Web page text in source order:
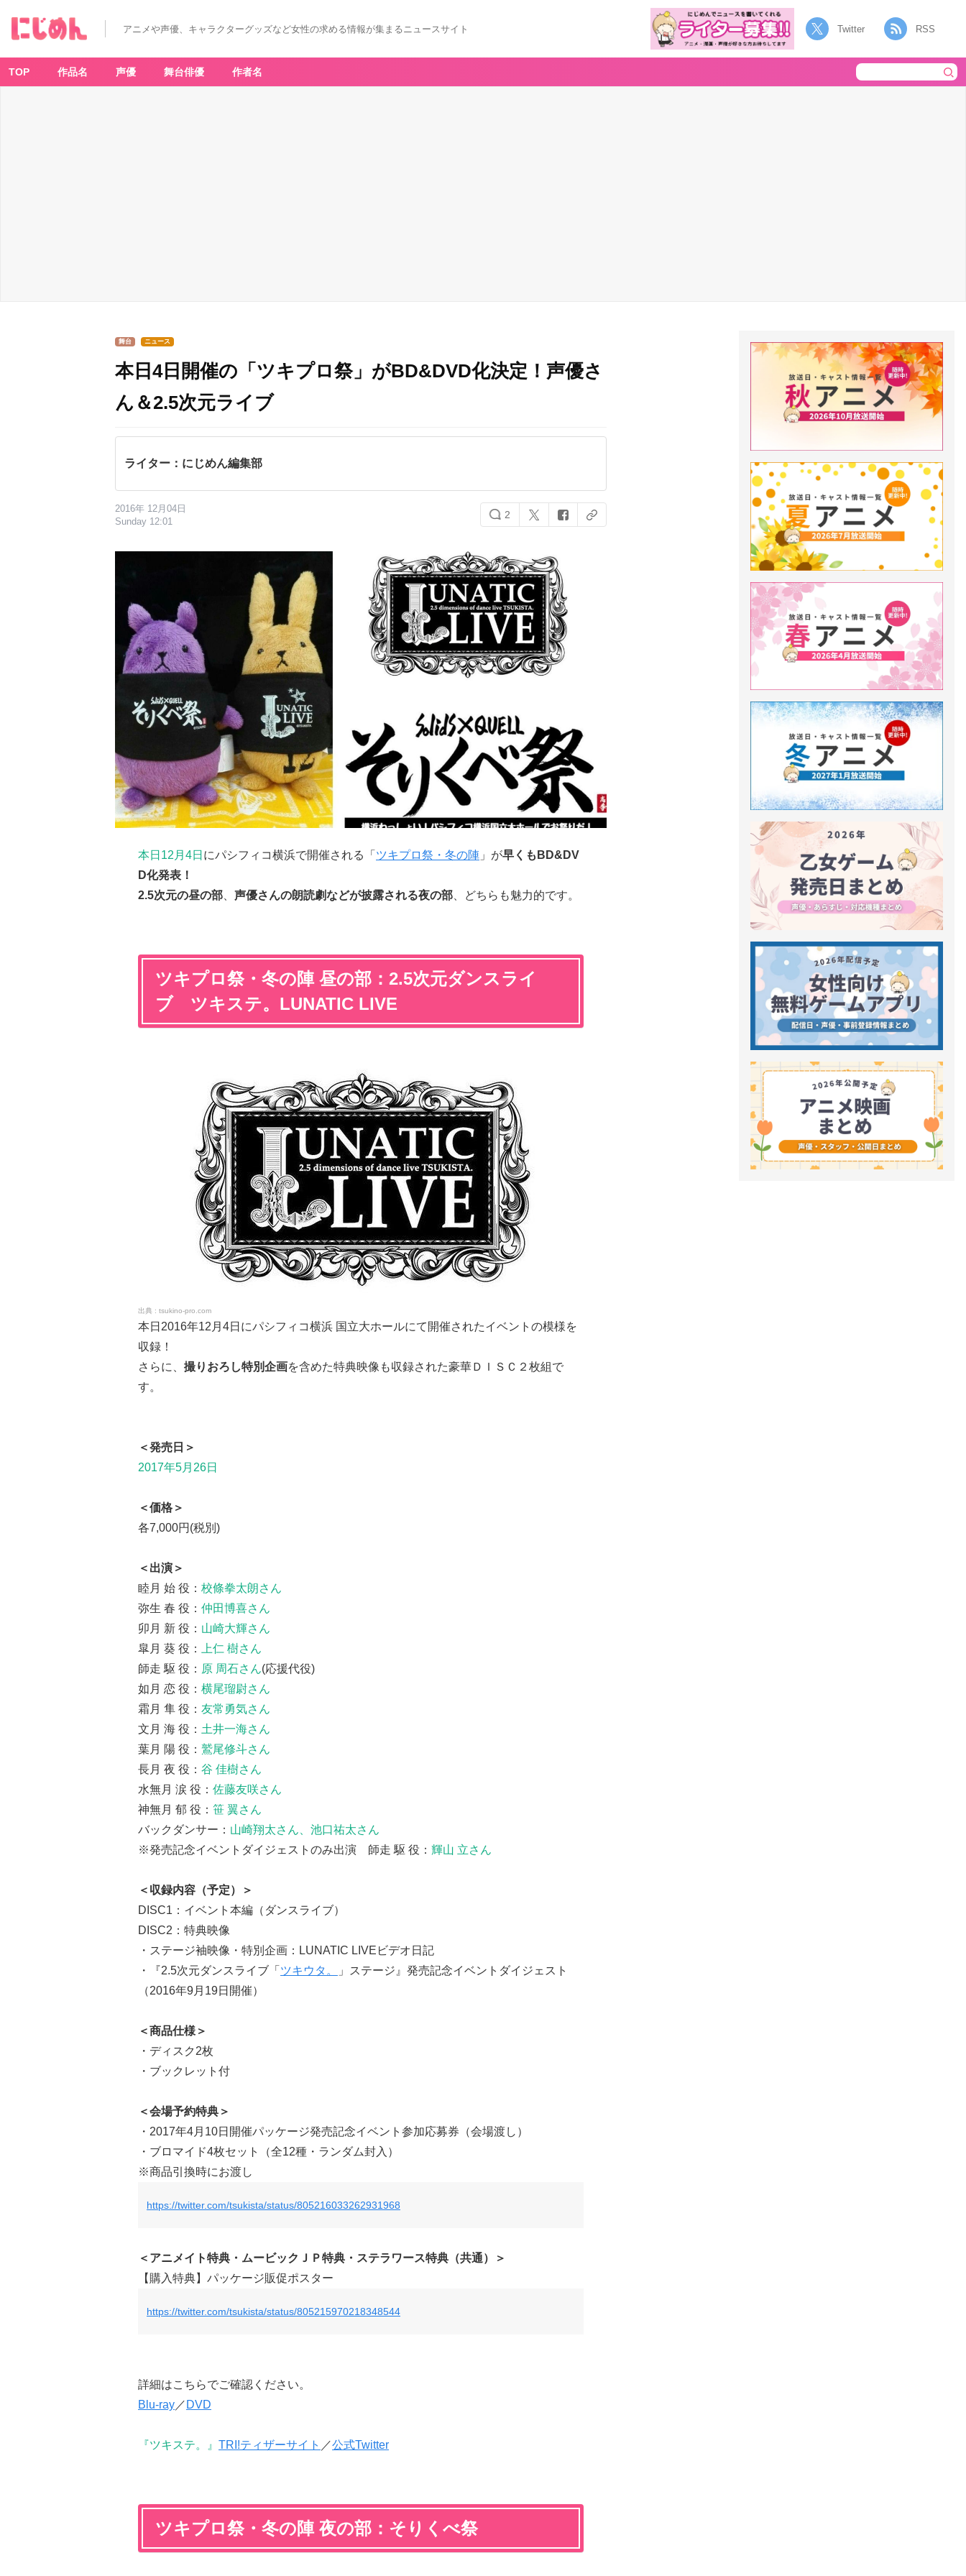
アニメや声優、キャラクターグッズなど女性の求める情報が集まるニュースサイト Twitter RSS
TOP 作品名 声優 舞台俳優 作者名
舞台 ニュース
本日4日開催の「ツキプロ祭」がBD&DVD化決定！声優さ
ん＆2.5次元ライブ
ライター：にじめん編集部
2016年 12月04日
Sunday 12:01
2
本日12月4日 にパシフィコ横浜で開催される「 ツキプロ祭・冬の陣 」が早くもBD&DV
D化発表！
2.5次元の昼の部
声優さんの朗読劇などが披露される夜の部 、どちらも魅力的です。
ツキプロ祭・冬の陣 昼の部：2.5次元ダンスライ
ブ ツキステ。LUNATIC LIVE
tsukino-pro.com
本日2016年12月4日にパシフィコ横浜 国立大ホールにて開催されたイベントの模様を
収録！
さらに、 撮りおろし特別企画を含めた特典映像も収録された豪華ＤＩＳＣ２枚組で
す。
＜発売日＞
2017年5月26日
＜価格＞
各7,000円(税別)
＜出演＞
睦月 始 役： 校條拳太朗さん
弥生 春 役： 仲田博喜さん
卯月 新 役： 山崎大輝さん
皐月 葵 役：
上仁 樹さん
師走 駆 役： 原 周石さん(応援代役)
如月 恋 役： 横尾瑠尉さん
霜月 隼 役： 友常勇気さん
文月 海 役： 土井一海さん
葉月 陽 役： 鷲尾修斗さん
長月 夜 役： 谷 佳樹さん
水無月 涙 役： 佐藤友咲さん
神無月 郁 役： 笹 翼さん
バックダンサー： 山崎翔太さん、池口祐太さん
※発売記念イベントダイジェストのみ出演 師走 駆 役： 輝山 立さん
＜収録内容（予定）＞
DISC1：イベント本編（ダンスライブ）
DISC2：特典映像
・ステージ袖映像・特別企画：LUNATIC LIVEビデオ日記
・『2.5次元ダンスライブ「 ツキウタ。
」ステージ』発売記念イベントダイジェスト
（2016年9月19日開催）
＜商品仕様＞
・ディスク2枚
・ブックレット付
＜会場予約特典＞
・2017年4月10日開催パッケージ発売記念イベント参加応募券（会場渡し）
・ブロマイド4枚セット（全12種・ランダム封入）
※商品引換時にお渡し
https://twitter.com/tsukista/status/805216033262931968
＜アニメイト特典・ムービックＪＰ特典・ステラワース特典（共通）＞
【購入特典】パッケージ販促ポスター
https://twitter.com/tsukista/status/805215970218348544
詳細はこちらでご確認ください。
Blu-ray ／ DVD
『ツキステ。』 TRI!ティザーサイト ／公式Twitter
ツキプロ祭・冬の陣 夜の部：そりくべ祭